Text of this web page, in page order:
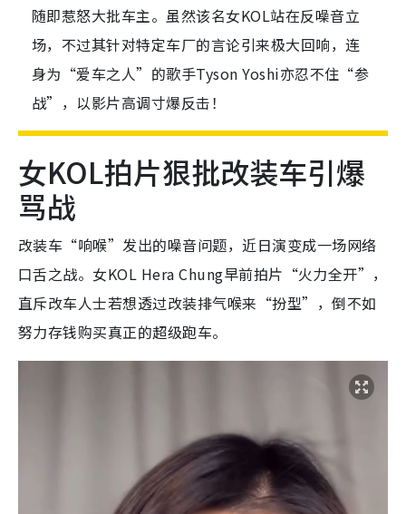
随即惹怒大批车主。虽然该名女KOL站在反噪音立
场，不过其针对特定车厂的言论引来极大回响，连
身为“爱车之人”的歌手Tyson Yoshi亦忍不住“参
战”，以影片高调寸爆反击！
女KOL拍片狠批改装车引爆
骂战
改装车“响喉”发出的噪音问题，近日演变成一场网络
口舌之战。女KOL Hera Chung早前拍片“火力全开”，
直斥改车人士若想透过改装排气喉来“扮型”，倒不如
努力存钱购买真正的超级跑车。